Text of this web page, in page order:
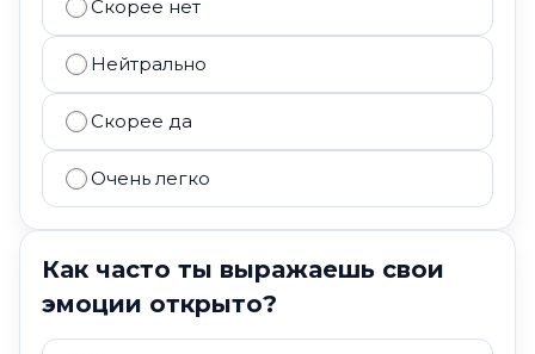
Скорее нет
Нейтрально
Скорее да
Очень легко
Как часто ты выражаешь свои
эмоции открыто?